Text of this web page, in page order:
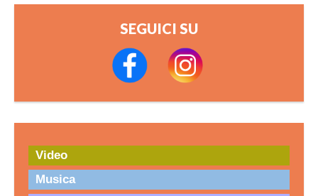
SEGUICI SU
Video
Musica